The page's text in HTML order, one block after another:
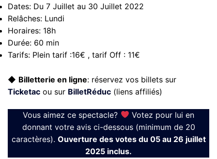
Dates: Du 7 Juillet au 30 Juillet 2022
Relâches: Lundi
Horaires: 18h
Durée: 60 min
Tarifs: Plein tarif :16€ , tarif Off : 11€
◆ Billetterie en ligne: réservez vos billets sur
Ticketac ou sur BilletRéduc (liens affiliés)
Vous aimez ce spectacle?
Votez pour lui en
donnant votre avis ci-dessous (minimum de 20
caractères). Ouverture des votes du 05 au 26 juillet
2025 inclus.